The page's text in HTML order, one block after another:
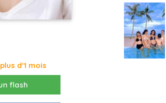
d'1 mois
flash